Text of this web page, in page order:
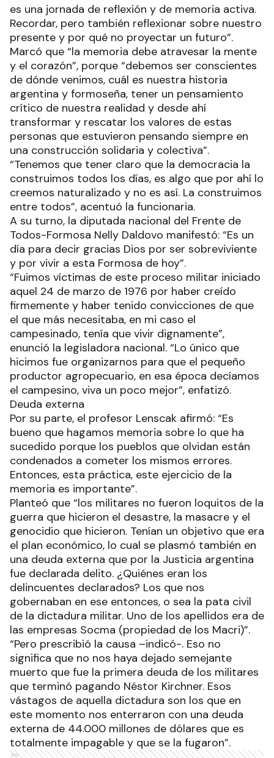
es una jornada de reflexión y de memoria activa.
Recordar, pero también reflexionar sobre nuestro
presente y por qué no proyectar un futuro”.
Marcó que “la memoria debe atravesar la mente
y el corazón”, porque “debemos ser conscientes
de dónde venimos, cuál es nuestra historia
argentina y formoseña, tener un pensamiento
crítico de nuestra realidad y desde ahí
transformar y rescatar los valores de estas
personas que estuvieron pensando siempre en
una construcción solidaria y colectiva”.
“Tenemos que tener claro que la democracia la
construimos todos los días, es algo que por ahí lo
creemos naturalizado y no es así. La construimos
entre todos”, acentuó la funcionaria.
A su turno, la diputada nacional del Frente de
Todos-Formosa Nelly Daldovo manifestó: “Es un
día para decir gracias Dios por ser sobreviviente
y por vivir a esta Formosa de hoy”.
“Fuimos víctimas de este proceso militar iniciado
aquel 24 de marzo de 1976 por haber creído
firmemente y haber tenido convicciones de que
el que más necesitaba, en mi caso el
campesinado, tenía que vivir dignamente”,
enunció la legisladora nacional. “Lo único que
hicimos fue organizarnos para que el pequeño
productor agropecuario, en esa época decíamos
el campesino, viva un poco mejor”, enfatizó.
Deuda externa
Por su parte, el profesor Lenscak afirmó: “Es
bueno que hagamos memoria sobre lo que ha
sucedido porque los pueblos que olvidan están
condenados a cometer los mismos errores.
Entonces, esta práctica, este ejercicio de la
memoria es importante”.
Planteó que “los militares no fueron loquitos de la
guerra que hicieron el desastre, la masacre y el
genocidio que hicieron. Tenían un objetivo que era
el plan económico, lo cual se plasmó también en
una deuda externa que por la Justicia argentina
fue declarada delito. ¿Quiénes eran los
delincuentes declarados? Los que nos
gobernaban en ese entonces, o sea la pata civil
de la dictadura militar. Uno de los apellidos era de
las empresas Socma (propiedad de los Macri)”.
“Pero prescribió la causa –indicó-. Eso no
significa que no nos haya dejado semejante
muerto que fue la primera deuda de los militares
que terminó pagando Néstor Kirchner. Esos
vástagos de aquella dictadura son los que en
este momento nos enterraron con una deuda
externa de 44.000 millones de dólares que es
totalmente impagable y que se la fugaron”.
Ads